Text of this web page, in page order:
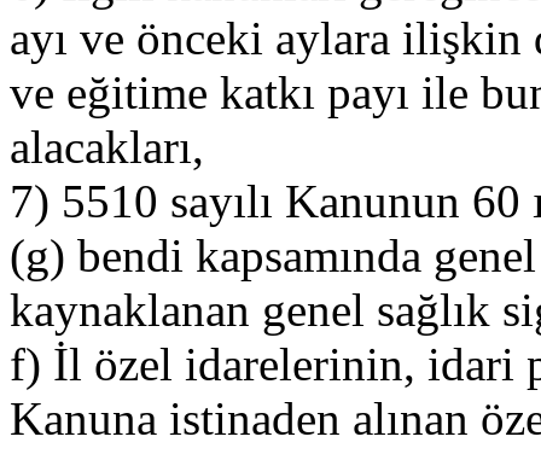
ayı ve önceki aylara
ve eğitime katkı payı ile
alacakları,
7) 5510 sayılı Kanunun 60
(g) bendi kapsamında
kaynaklanan genel sağlık
f) İl özel idarelerinin, idari
Kanuna istinaden alınan